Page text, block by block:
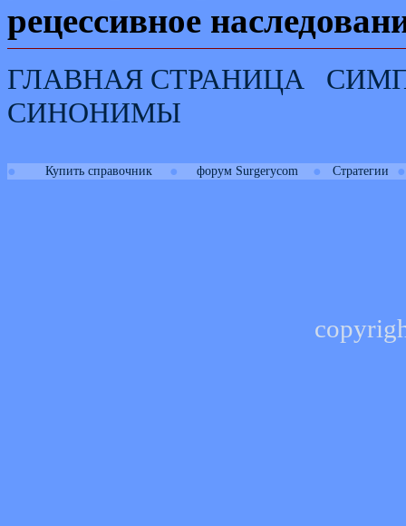
рецессивное
ГЛАВНАЯ СТРАНИЦА
СИНОНИМЫ
● Купить справочник ● форум Surgerycom ● Стратегии ●